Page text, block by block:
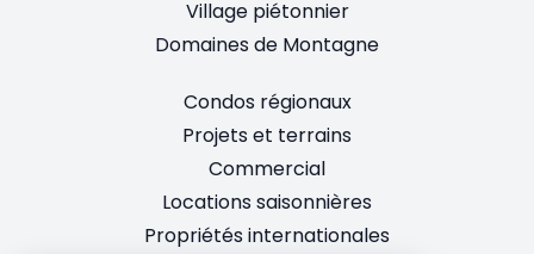
Village piétonnier
Domaines de Montagne
Condos régionaux
Projets et terrains
Commercial
Locations saisonnières
Propriétés internationales